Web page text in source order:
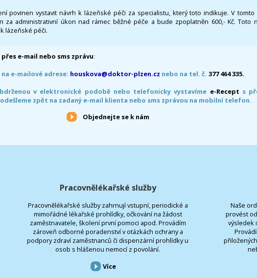
povinen vystavit návrh k lázeňské péči za specialistu, který toto indikuje. V tomto
za administrativní úkon nad rámec běžné péče a bude zpoplatněn 600,- Kč. Toto
lázeňské péči.
e-mail nebo sms zprávu:
na e-mailové adrese: houskova@doktor-plzen.cz nebo na tel. č. 377 464 335.
v elektronické podobě nebo telefonicky vystavíme e-Recept s
zpět na zadaný e-mail klienta nebo sms zprávou na mobilní telefon.
Objednejte se k nám
Pracovnělékařské služby
Pracovnělékařské služby zahrnují vstupní, periodické a
mimořádné lékařské prohlídky, očkování na žádost
zaměstnavatele, školení první pomoci apod. Provádím
zároveň odborné poradenství v otázkách ochrany a
podpory zdraví zaměstnanců či dispenzární prohlídky u
osob s hlášenou nemocí z povolání.
Více
Naše
provést
výsledek